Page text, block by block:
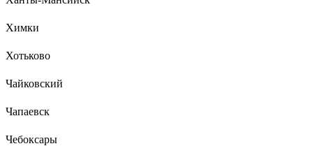
Химки
Хотьково
Чайковский
Чапаевск
Чебоксары